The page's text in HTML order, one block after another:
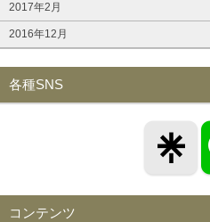
2017年2月
2016年12月
各種SNS
コンテンツ